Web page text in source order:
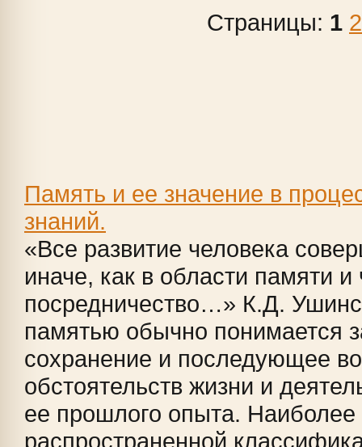
Страницы: 1 2
Память и ее значение в
знаний.
«Все развитие человека
иначе, как в области памяти и
посредничество…» К.Д.
памятью обычно понимается
сохранение и последующее
обстоятельств жизни и
ее прошлого опыта. Наиболее
распространенной